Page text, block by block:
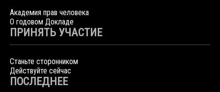
Академия прав человека
О годовом Докладе
ПРИНЯТЬ УЧАСТИЕ
Станьте сторонником
Действуйте сейчас
ПОСЛЕДНЕЕ